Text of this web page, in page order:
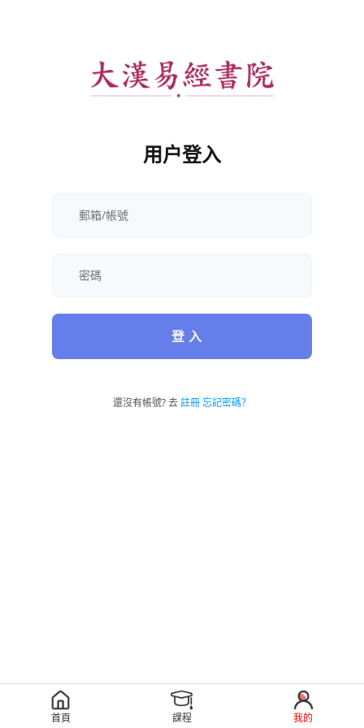
用户登入
登 入
還沒有帳號? 去註冊忘記密碼？
首頁 課程 我的